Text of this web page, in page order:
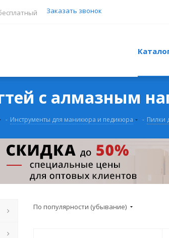
Заказать звонок
c алмазным
- Инструменты для маникюра и педикюра - Пилки
По популярности (убывание)